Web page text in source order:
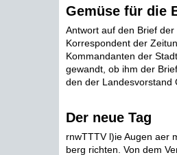
Gemüse für die
Antwort auf den Brief
Korrespondent der
Kommandanten der
gewandt, ob ihm der
den der Landesvorstand
Der neue Tag
rnwTTTV l)ie Augen aer
berg richten. Von dem